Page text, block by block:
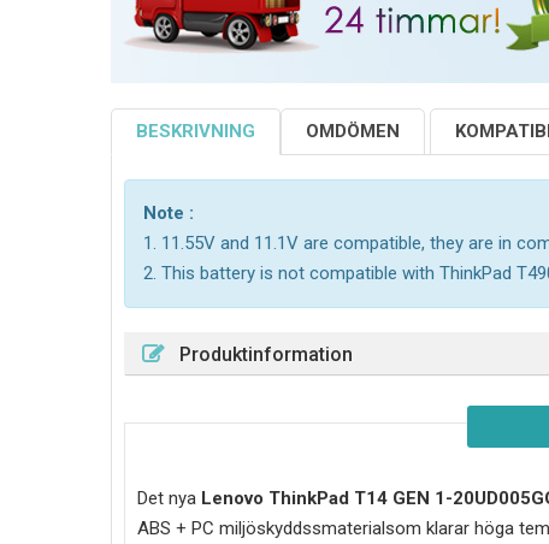
BESKRIVNING OMDÖMEN
Note :
1. 11.55V and 11.1V are compatible, they are in
2. This battery is not compatible with ThinkPad
Produktinformation
Det nya Lenovo ThinkPad T14 GEN 1-
ABS + PC miljöskyddssmaterialsom klarar höga